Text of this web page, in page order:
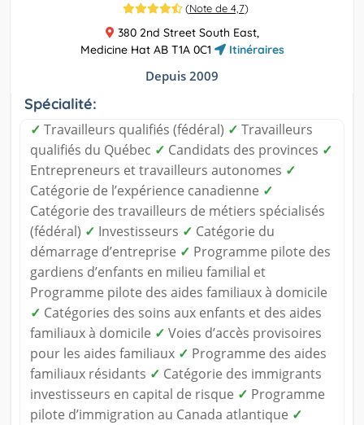
(Note de 4,7)
380 2nd Street South East,
Medicine Hat AB T1A 0C1
Itinéraires
Depuis 2009
Spécialité:
✓ Travailleurs qualifiés (fédéral) ✓ Travailleurs
qualifiés du Québec ✓ Candidats des provinces ✓
Entrepreneurs et travailleurs autonomes ✓
Catégorie de l’expérience canadienne ✓
Catégorie des travailleurs de métiers spécialisés
(fédéral) ✓ Investisseurs ✓ Catégorie du
démarrage d’entreprise ✓ Programme pilote des
gardiens d’enfants en milieu familial et
Programme pilote des aides familiaux à domicile
✓ Catégories des soins aux enfants et des aides
familiaux à domicile ✓ Voies d’accès provisoires
pour les aides familiaux ✓ Programme des aides
familiaux résidants ✓ Catégorie des immigrants
investisseurs en capital de risque ✓ Programme
pilote d’immigration au Canada atlantique ✓